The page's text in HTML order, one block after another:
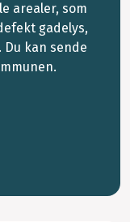
arealer, som
gadelys,
kan sende